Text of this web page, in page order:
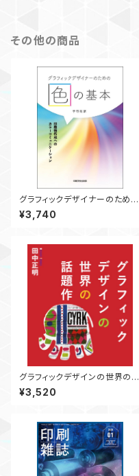
その他の商品
グラフィックデザイナーのための
色の基本 ― 印刷物作成への
カラーコミュニケーション ―
¥3,740
グラフィックデザインの世界の話
題作
¥3,520